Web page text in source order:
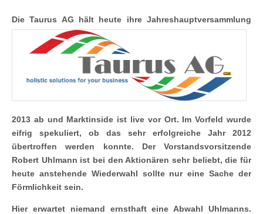
Die Taurus AG hält heute ihre Jahreshauptversammlung
2013 ab und Marktinside ist live vor Ort. Im Vorfeld wurde
eifrig spekuliert, ob das sehr erfolgreiche Jahr 2012
übertroffen werden konnte. Der Vorstandsvorsitzende
Robert Uhlmann ist bei den Aktionären sehr beliebt, die für
heute anstehende Wiederwahl sollte nur eine Sache der
Förmlichkeit sein.
Hier erwartet niemand ernsthaft eine Abwahl Uhlmanns.